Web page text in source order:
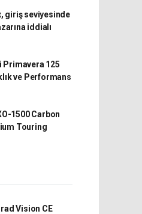
giriş seviyesinde
iddialı
Primavera 125
ve Performans
1500 Carbon
Touring
Vision CE